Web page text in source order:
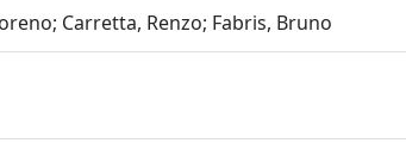
Carretta, Renzo; Fabris, Bruno